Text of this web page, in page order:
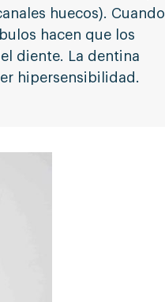
huecos). Cuando
hacen que los
diente. La dentina
hipersensibilidad.